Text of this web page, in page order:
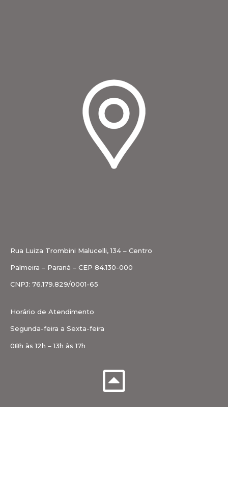
Rua Luiza Trombini Malucelli, 134 – Centro
Palmeira – Paraná – CEP 84.130-000
CNPJ: 76.179.829/0001-65
Horário de Atendimento
Segunda-feira a Sexta-feira
08h às 12h – 13h às 17h